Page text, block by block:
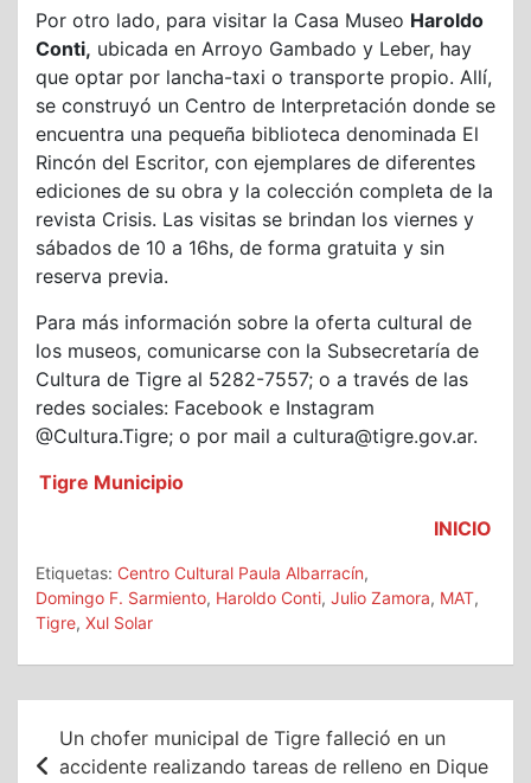
Por otro lado, para visitar la Casa Museo Haroldo
Conti, ubicada en Arroyo Gambado y Leber, hay
que optar por lancha-taxi o transporte propio. Allí,
se construyó un Centro de Interpretación donde se
encuentra una pequeña biblioteca denominada El
Rincón del Escritor, con ejemplares de diferentes
ediciones de su obra y la colección completa de la
revista Crisis. Las visitas se brindan los viernes y
sábados de 10 a 16hs, de forma gratuita y sin
reserva previa.
Para más información sobre la oferta cultural de
los museos, comunicarse con la Subsecretaría de
Cultura de Tigre al 5282-7557; o a través de las
redes sociales: Facebook e Instagram
@Cultura.Tigre; o por mail a cultura@tigre.gov.ar.
Tigre Municipio
INICIO
Etiquetas: Centro Cultural Paula Albarracín,
Domingo F. Sarmiento, Haroldo Conti, Julio Zamora, MAT,
Tigre, Xul Solar
Navegación
de
Un chofer municipal de Tigre falleció en un
accidente realizando tareas de relleno en Dique